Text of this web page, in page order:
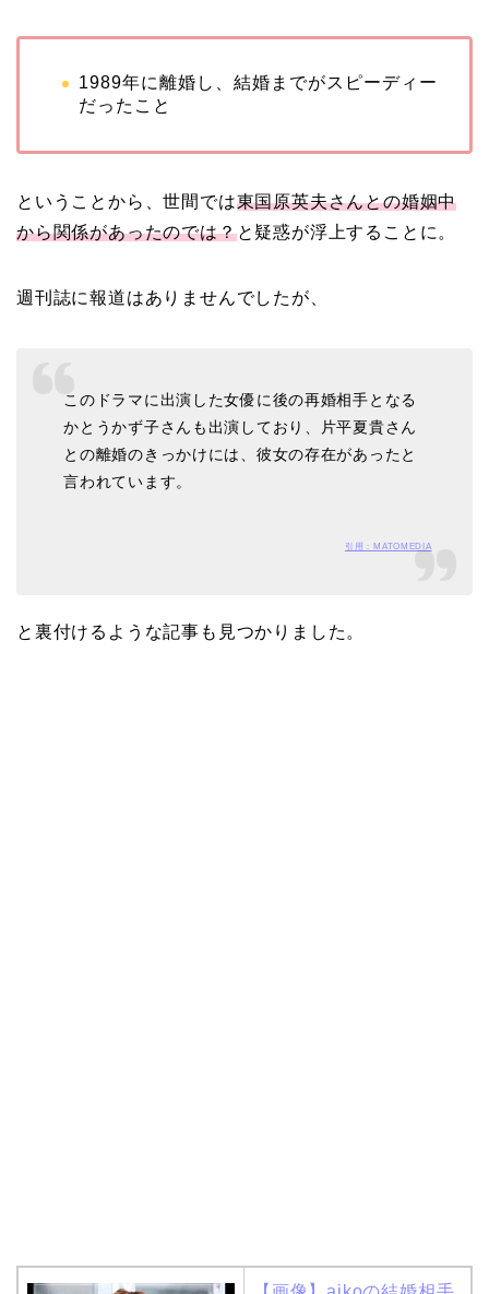
1989年に離婚し、結婚までがスピーディー
だったこと
ということから、世間では東国原英夫さんとの婚姻中
から関係があったのでは？と疑惑が浮上することに。
週刊誌に報道はありませんでしたが、
このドラマに出演した女優に後の再婚相手となる
かとうかず子さんも出演しており、片平夏貴さん
との離婚のきっかけには、彼女の存在があったと
言われています。
引用：MATOMEDIA
と裏付けるような記事も見つかりました。